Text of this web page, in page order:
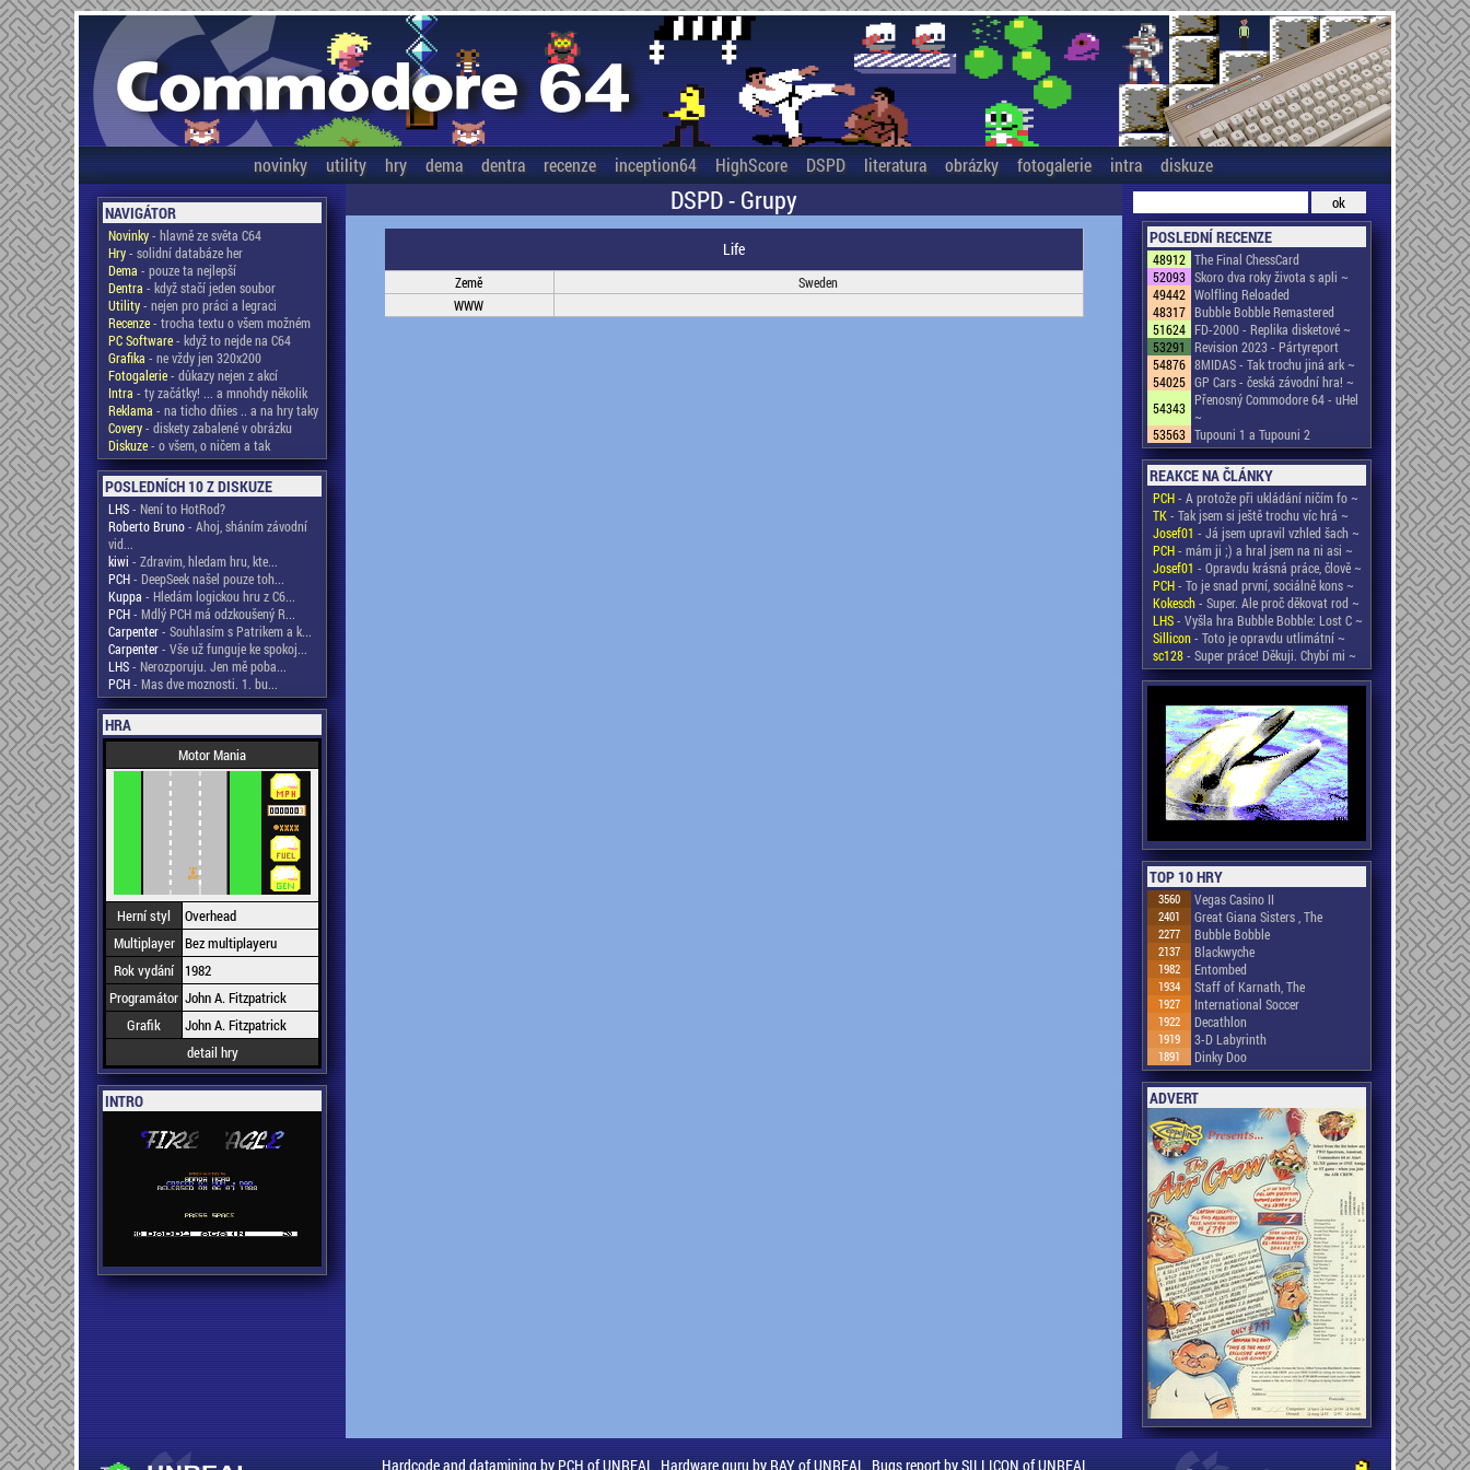
novinky utility hry dema dentra recenze inception64 HighScore DSPD literatura obrázky fotogalerie intra diskuze
NAVIGÁTOR
Novinky- hlavně ze světa C64
Hry- solidní databáze her
Dema - pouze ta nejlepší
Dentra - když stačí jeden soubor
Utility- nejen pro práci a legraci
Recenze- trocha textu o všem možném
PC Software- když to nejde na C64
Grafika - ne vždy jen 320x200
Fotogalerie- důkazy nejen z akcí
Intra - ty začátky! ... a mnohdy několik
Reklama - na ticho dňies .. a na hry taky
Covery- diskety zabalené v obrázku
Diskuze- o všem, o ničem a tak
POSLEDNÍCH 10 Z DISKUZE
LHS- Není to HotRod?
Roberto Bruno- Ahoj, sháním závodní
vid...
kiwi - Zdravim, hledam hru, kte...
PCH- DeepSeek našel pouze toh...
Kuppa - Hledám logickou hru z C6...
PCH- Mdlý PCH má odzkoušený R...
Carpenter- Souhlasím s Patrikem a k...
Carpenter- Vše už funguje ke spokoj...
LHS- Nerozporuju. Jen mě poba...
PCH- Mas dve moznosti. 1. bu...
HRA
Motor Mania
Herní styl
Overhead
Multiplayer Bez multiplayeru
Rok vydání
1982
Programátor John A. Fitzpatrick
Grafik
John A. Fitzpatrick
detail hry
INTRO
DSPD - Grupy
Life
Země
Sweden
WWW
POSLEDNÍ RECENZE
48912 The Final ChessCard
52093 Skoro dva roky života s apli ~
49442 Wolfling Reloaded
48317 Bubble Bobble Remastered
51624 FD-2000 - Replika disketové ~
53291
Revision 2023 - Pártyreport
54876 8MIDAS - Tak trochu jiná ark ~
54025 GP Cars - česká závodní hra! ~
54343 Přenosný Commodore 64 - uHel
~
53563 Tupouni 1 a Tupouni 2
REAKCE NA ČLÁNKY
PCH- A protože při ukládání ničím fo ~
TK- Tak jsem si ještě trochu víc hrá ~
Josef01 - Já jsem upravil vzhled šach ~
PCH- mám ji ;) a hral jsem na ni asi ~
Josef01 - Opravdu krásná práce, člově ~
PCH- To je snad první, sociálně kons ~
Kokesch- Super. Ale proč děkovat rod ~
LHS- Vyšla hra Bubble Bobble: Lost C ~
Sillicon- Toto je opravdu utlimátní ~
sc128- Super práce! Děkuji. Chybí mi ~
TOP 10 HRY
3560 Vegas Casino II
2401 Great Giana Sisters , The
2277 Bubble Bobble
2137 Blackwyche
1982 Entombed
1934 Staff of Karnath, The
1927 International Soccer
1922 Decathlon
1919 3-D Labyrinth
1891 Dinky Doo
ADVERT
Hardcode and datamining by PCH of UNREAL, Hardware guru by RAY of UNREAL, Bugs report by SILLICON of UNREAL